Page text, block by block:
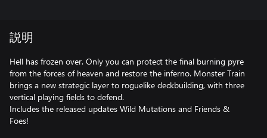
説明
Hell has frozen over. Only you can protect the final burning pyre
from the forces of heaven and restore the inferno. Monster Train
brings a new strategic layer to roguelike deckbuilding, with three
vertical playing fields to defend.
Includes the released updates Wild Mutations and Friends &
Foes!